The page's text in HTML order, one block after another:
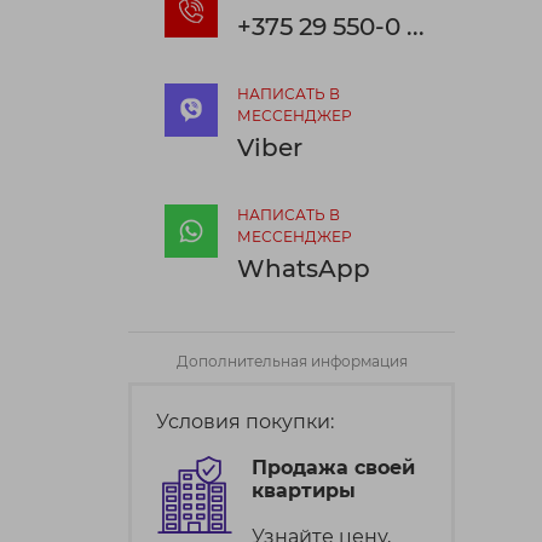
+375 29 550-0 ...
НАПИСАТЬ В
МЕССЕНДЖЕР
Viber
НАПИСАТЬ В
МЕССЕНДЖЕР
WhatsApp
Дополнительная информация
Условия покупки:
Продажа своей
квартиры
Узнайте цену,